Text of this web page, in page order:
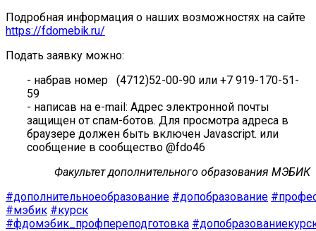
Подробная информация о наших возможностях на сайте
https://fdomebik.ru/
Подать заявку можно:
- набрав номер (4712)52-00-90 или +7 919-170-51-
59
- написав на e-mail: Адрес электронной почты
защищен от спам-ботов. Для просмотра адреса в
браузере должен быть включен Javascript. или
сообщение в сообщество @fdo46
Факультет дополнительного образования МЭБИК
#дополнительноеобразование #допобразование
#мэбик #курск
#фдомэбик_профпереподготовка